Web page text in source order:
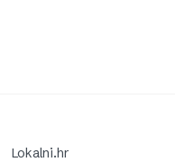
Lokalni.hr